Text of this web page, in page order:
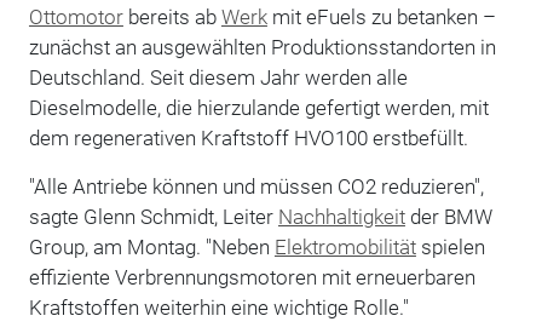
Ottomotorbereits ab Werkmit eFuels zu betanken –
zunächst an ausgewählten Produktionsstandorten in
Deutschland. Seit diesem Jahr werden alle
Dieselmodelle, die hierzulande gefertigt werden, mit
dem regenerativen Kraftstoff HVO100 erstbefüllt.
"Alle Antriebe können und müssen CO2 reduzieren",
sagte Glenn Schmidt, Leiter Nachhaltigkeitder BMW
Group, am Montag. "Neben Elektromobilitätspielen
effiziente Verbrennungsmotoren mit erneuerbaren
Kraftstoffen weiterhin eine wichtige Rolle."